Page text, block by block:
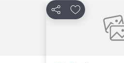
PartagerAjouter à